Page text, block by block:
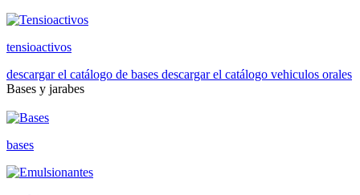
tensioactivos
descargar el catálogo de bases descargar el catálogo vehiculos orales
Bases y jarabes
bases